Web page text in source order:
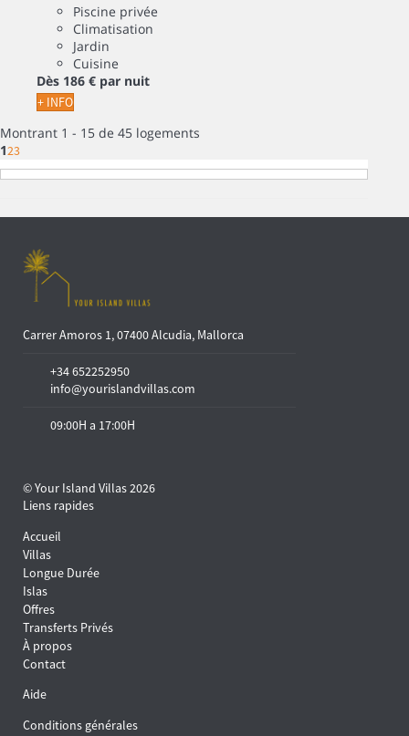
Piscine privée
Climatisation
Jardin
Cuisine
Dès 186 € par nuit
+ INFO
Montrant 1 - 15 de 45 logements
123
Carrer Amoros 1, 07400 Alcudia, Mallorca
+34 652252950
info@yourislandvillas.com
09:00H a 17:00H
© Your Island Villas 2026
Liens rapides
Accueil
Villas
Longue Durée
Islas
Offres
Transferts Privés
À propos
Contact
Aide
Conditions générales